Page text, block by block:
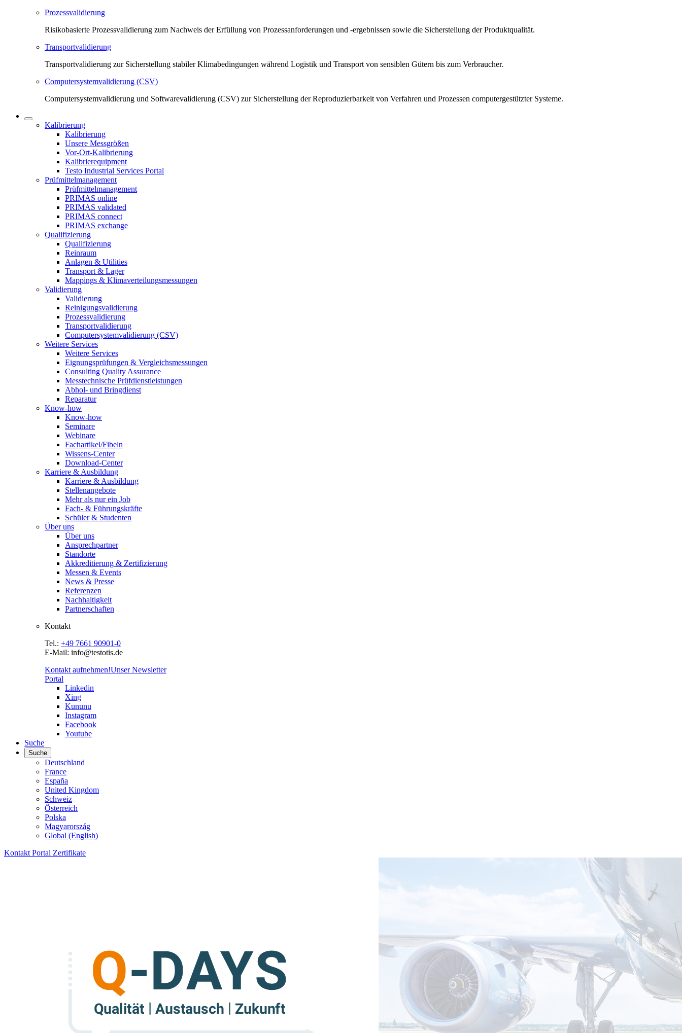
Prozessvalidierung
Risikobasierte Prozessvalidierung zum Nachweis der Erfüllung von Prozessanforderungen und -ergebnissen sowie die Sicherstellung der Produktqualität.
Transportvalidierung
Transportvalidierung zur Sicherstellung stabiler Klimabedingungen während Logistik und Transport von sensiblen Gütern bis zum Verbraucher.
Computersystemvalidierung (CSV)
Computersystemvalidierung und Softwarevalidierung (CSV) zur Sicherstellung der Reproduzierbarkeit von Verfahren und Prozessen computergestützter Systeme.
Kalibrierung
Kalibrierung
Unsere Messgrößen
Vor-Ort-Kalibrierung
Kalibrierequipment
Testo Industrial Services Portal
Prüfmittelmanagement
Prüfmittelmanagement
PRIMAS online
PRIMAS validated
PRIMAS connect
PRIMAS exchange
Qualifizierung
Qualifizierung
Reinraum
Anlagen & Utilities
Transport & Lager
Mappings & Klimaverteilungsmessungen
Validierung
Validierung
Reinigungsvalidierung
Prozessvalidierung
Transportvalidierung
Computersystemvalidierung (CSV)
Weitere Services
Weitere Services
Eignungsprüfungen & Vergleichsmessungen
Consulting Quality Assurance
Messtechnische Prüfdienstleistungen
Abhol- und Bringdienst
Reparatur
Know-how
Know-how
Seminare
Webinare
Fachartikel/Fibeln
Wissens-Center
Download-Center
Karriere & Ausbildung
Karriere & Ausbildung
Stellenangebote
Mehr als nur ein Job
Fach- & Führungskräfte
Schüler & Studenten
Über uns
Über uns
Ansprechpartner
Standorte
Akkreditierung & Zertifizierung
Messen & Events
News & Presse
Referenzen
Nachhaltigkeit
Partnerschaften
Kontakt
Tel.: +49 7661 90901-0
E-Mail: info@testotis.de
Kontakt aufnehmen!Unser Newsletter
Portal
Linkedin
Xing
Kununu
Instagram
Facebook
Youtube
Suche
Suche
Deutschland
France
España
United Kingdom
Schweiz
Österreich
Polska
Magyarország
Global (English)
Kontakt Portal Zertifikate